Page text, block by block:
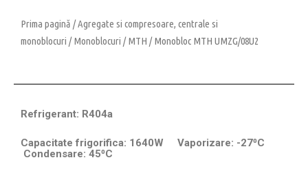
Prima pagină /Agregate si compresoare, centrale si
monoblocuri /Monoblocuri /MTH / Monobloc MTH UMZG/08U2
Refrigerant: R404a
Capacitate frigorifica: 1640W Vaporizare: -27⁰C
Condensare: 45⁰C